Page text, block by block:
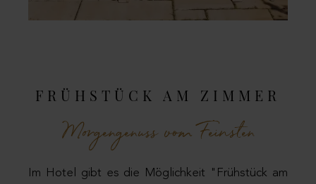
FRÜHSTÜCK AM ZIMMER
Morgengenuss vom Feinsten
Im Hotel gibt es die Möglichkeit "Frühstück am